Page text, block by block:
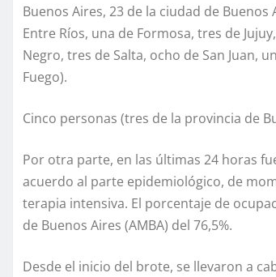
Buenos Aires, 23 de la ciudad de
Entre Ríos, una de Formosa, tres de
Negro, tres de Salta, ocho de San Juan,
Fuego).
Cinco personas (tres de la provincia de
Por otra parte, en las últimas 24 horas
acuerdo al parte epidemiológico, de
terapia intensiva. El porcentaje de
de Buenos Aires (AMBA) del 76,5%.
Desde el inicio del brote, se llevaron a